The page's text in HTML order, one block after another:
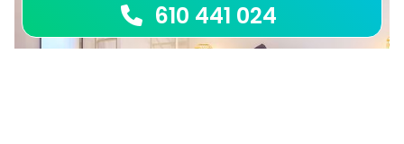
 610 441 024